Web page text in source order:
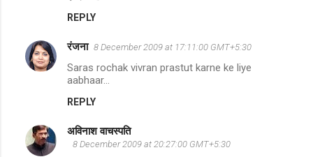
REPLY
रंजना 8 December 2009 at 17:11:00 GMT+5:30
Saras rochak vivran prastut karne ke liye
aabhaar...
REPLY
अविनाश वाचस्पति
8 December 2009 at 20:27:00 GMT+5:30